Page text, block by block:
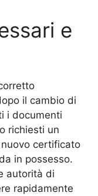
e
il cambio di
i documenti
richiesti un
certificato
in possesso.
autorità di
rapidamente